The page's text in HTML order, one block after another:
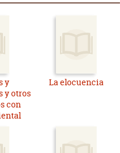
y
y otros
con
La elocuencia